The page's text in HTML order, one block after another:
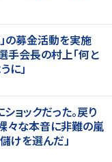
の募金活動を実施
手会長の村上「何と
に」
ョックだった。戻り
々な本音に非難の嵐
けを選んだ」